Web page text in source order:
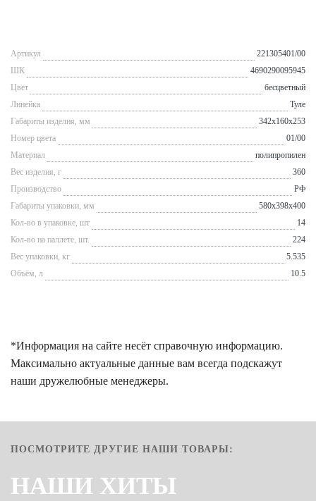
Артикул
221305401/00
ШК
4690290095945
Цвет
бесцветный
Линейка
Туле
Габариты изделия, мм
342x160x253
Номер цвета
01/00
Материал
полипропилен
Вес изделия, г
360
Производство
РФ
Габариты упаковки, мм
580x398x400
Кол-во в упаковке, шт
14
Кол-во на паллете, шт.
224
Вес упаковки, кг
5.535
Объём, л
10.5
*Информация на сайте несёт справочную информацию.
Максимально актуальные данные вам всегда подскажут
наши дружелюбные менеджеры.
ПОСМОТРИТЕ ДРУГИЕ НАШИ ТОВАРЫ:
НАШИ ХИТЫ